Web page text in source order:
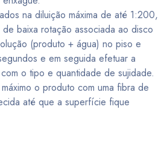
na diluição máxima de até 1:200,
baixa rotação associada ao disco
(produto + água) no piso e
e em seguida efetuar a
o tipo e quantidade de sujidade.
o produto com uma fibra de
até que a superfície fique